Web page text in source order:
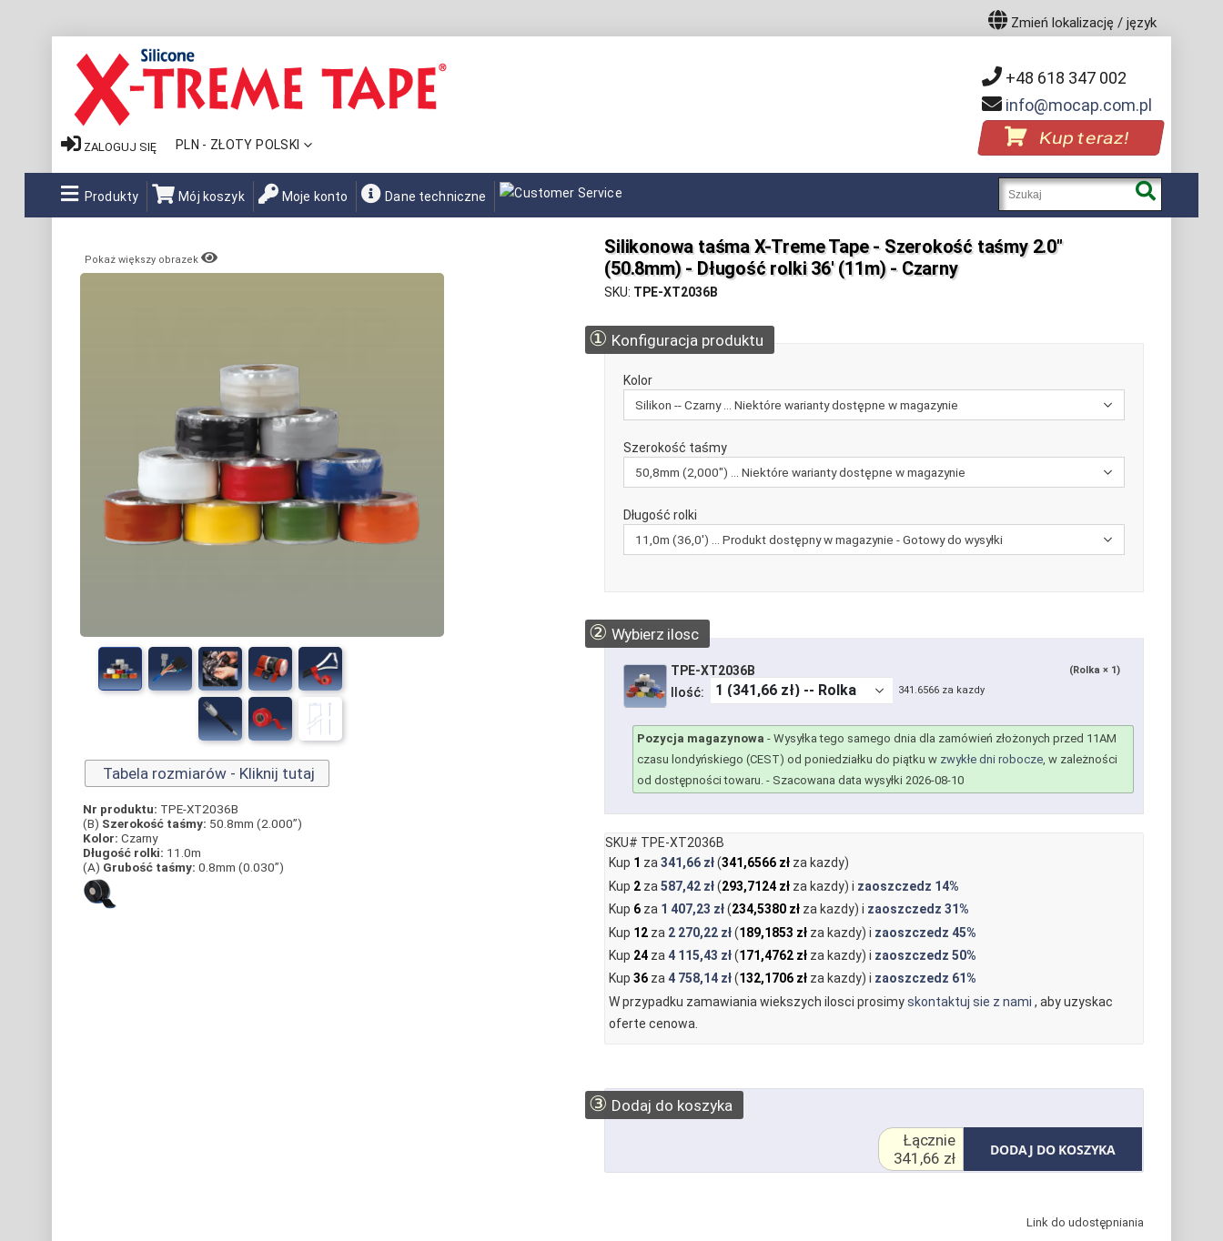
Zmień lokalizację / język
+48 618 347 002
info
mocap.com.pl
Kup teraz!
ZALOGUJ SIĘ WALUTA
PLN - ZŁOTY POLSKI
Produkty Mój koszyk Moje konto Dane techniczne
Silikonowa taśma X-Treme Tape - Szerokość taśmy 2.0"
(50.8mm) - Długość rolki 36' (11m) - Czarny
SKU TPE-XT2036B
① Konfiguracja produktu
Kolor
Szerokość taśmy
Długość rolki
② Wybierz ilosc
TPE-XT2036B (Rolka × 1)
Ilość: 341.6566 za kazdy
Pozycja magazynowa -Wysyłka tego samego dnia dla zamówień złożonych przed 11AM
czasu londyńskiego (CEST) od poniedziałku do piątku w zwykłe dni robocze, w zależności
od dostępności towaru. - Szacowana data wysyłki 2026-08-10
SKU# TPE-XT2036B
Kup 1 za341,66 zł(341,6566 złza kazdy)
Kup 2za 587,42 zł(293,7124 złza kazdy) i zaoszczedz 14%
Kup 6za 1 407,23 zł(234,5380 złza kazdy) i zaoszczedz 31%
Kup 12za 2 270,22 zł(189,1853 złza kazdy) i zaoszczedz 45%
Kup 24za 4 115,43 zł(171,4762 złza kazdy) i zaoszczedz 50%
Kup 36za4 758,14 zł(132,1706 złza kazdy) i zaoszczedz 61%
W przypadku zamawiania wiekszych ilosci prosimyskontaktuj sie z nami , aby uzyskac
oferte cenowa.
③ Dodaj do koszyka
DODAJ DO KOSZYKA
Łącznie
341,66 zł
Link do udostępniania
Pokaż większy obrazek
Tabela rozmiarów - Kliknij tutaj
Nr produktu: TPE-XT2036B
(B) Szerokość taśmy: 50.8mm (2.000”)
Kolor: Czarny
Długość rolki: 11.0m
(A) Grubość taśmy: 0.8mm (0.030”)